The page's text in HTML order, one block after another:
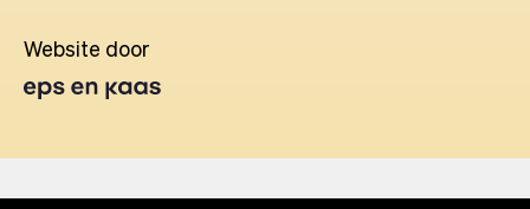
Website door
in
tab